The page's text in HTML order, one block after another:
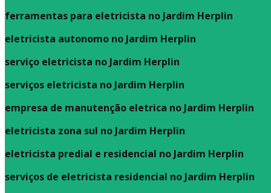
ferramentas para eletricista no Jardim Herplin
eletricista autonomo no Jardim Herplin
serviço eletricista no Jardim Herplin
serviços eletricista no Jardim Herplin
empresa de manutenção eletrica no Jardim Herplin
eletricista zona sul no Jardim Herplin
eletricista predial e residencial no Jardim Herplin
serviços de eletricista residencial no Jardim Herplin